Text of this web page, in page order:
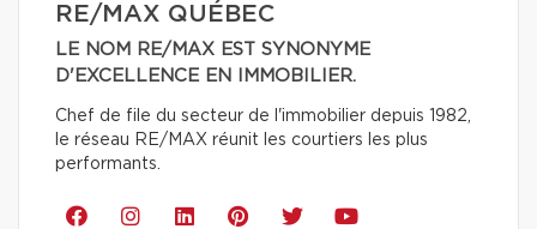
RE/MAX QUÉBEC
LE NOM RE/MAX EST SYNONYME
D'EXCELLENCE EN IMMOBILIER.
Chef de file du secteur de l'immobilier depuis 1982,
le réseau RE/MAX réunit les courtiers les plus
performants.